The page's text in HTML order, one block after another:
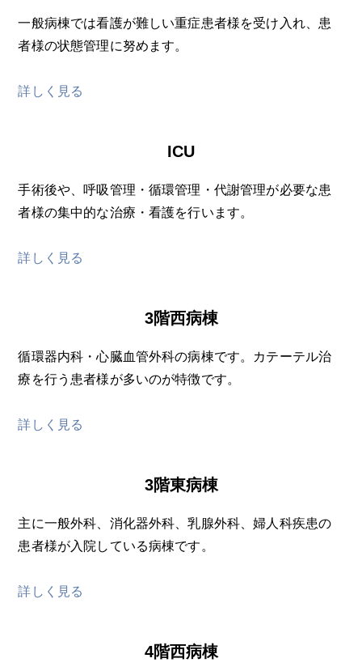
一般病棟では看護が難しい重症患者様を受け入れ、患
者様の状態管理に努めます。
詳しく見る
ICU
手術後や、呼吸管理・循環管理・代謝管理が必要な患
者様の集中的な治療・看護を行います。
詳しく見る
3階西病棟
循環器内科・心臓血管外科の病棟です。カテーテル治
療を行う患者様が多いのが特徴です。
詳しく見る
3階東病棟
主に一般外科、消化器外科、乳腺外科、婦人科疾患の
患者様が入院している病棟です。
詳しく見る
4階西病棟